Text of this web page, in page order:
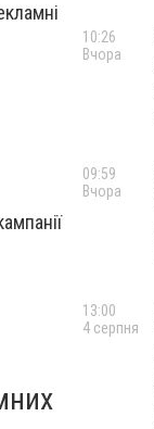
10:26
Вчора
09:59
Вчора
13:00
4 серпня